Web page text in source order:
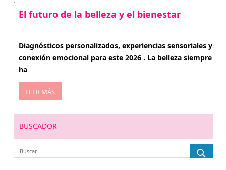
El futuro de la belleza y el bienestar
Diagnósticos personalizados, experiencias sensoriales y
conexión emocional para este 2026 . La belleza siempre
ha
LEER MÁS
BUSCADOR